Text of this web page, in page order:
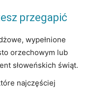
przegapić
wypełnione
orzechowym lub
słoweńskich świąt.
najczęściej